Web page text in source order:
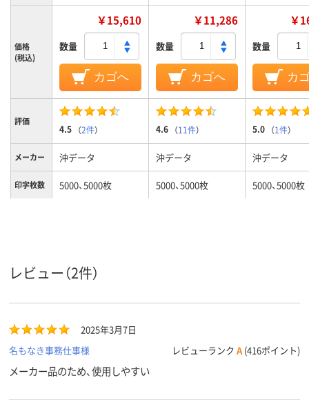
価格
(税込)
￥15,610
数量
カゴへ
￥11,286
数量
カゴへ
￥
数量
カ
評価
4.5 （2件） 4.6 （11件） 5.0 （1件）
メーカー 沖データ 沖データ 沖データ
印字枚数 5000、5000枚 5000、5000枚 5000、5000枚
レビュー（2件）
2025年3月7日
名もなき事務仕事様
レビューランク A (416ポイント)
メーカー品のため、使用しやすい